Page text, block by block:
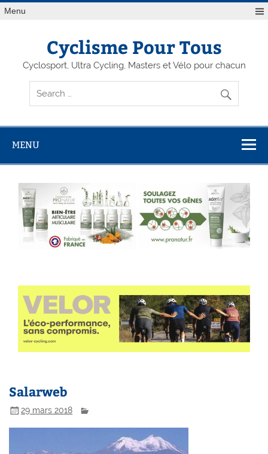
Menu
Cyclisme Pour Tous
Cyclosport, Ultra Cycling, Masters et Vélo pour chacun
MENU
Salarweb
29 mars 2018